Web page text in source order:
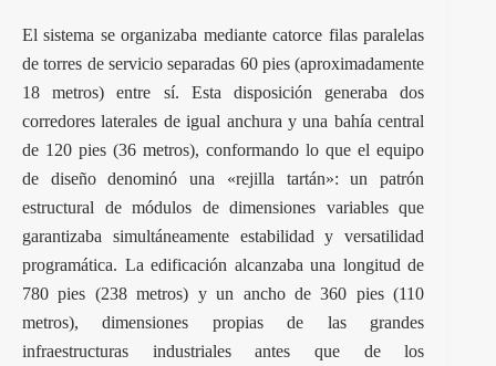
El sistema se organizaba mediante catorce filas paralelas
de torres de servicio separadas 60 pies (aproximadamente
18 metros) entre sí. Esta disposición generaba dos
corredores laterales de igual anchura y una bahía central
de 120 pies (36 metros), conformando lo que el equipo
de diseño denominó una «rejilla tartán»: un patrón
estructural de módulos de dimensiones variables que
garantizaba simultáneamente estabilidad y versatilidad
programática. La edificación alcanzaba una longitud de
780 pies (238 metros) y un ancho de 360 pies (110
metros), dimensiones propias de las grandes
infraestructuras industriales antes que de los